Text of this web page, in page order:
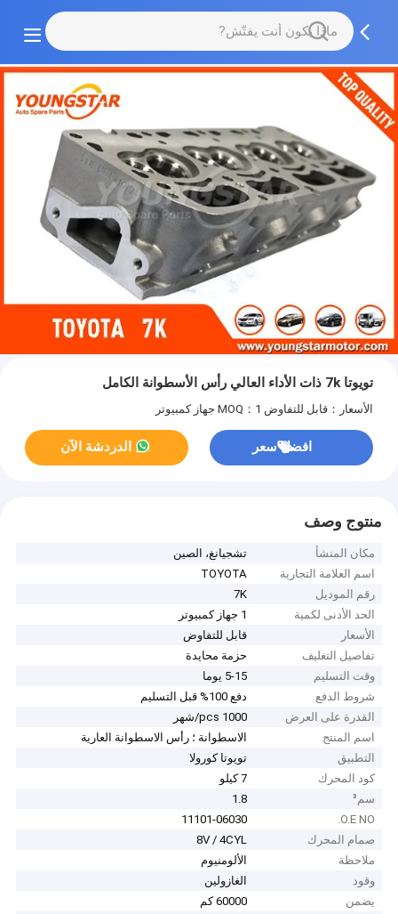
تويوتا 7k ذات الأداء العالي رأس الأسطوانة الكامل
الأسعار：قابل للتفاوض MOQ：1 جهاز كمبيوتر
افضل سعر الدردشة الآن
منتوج وصف
مكان المنشأ
تشجيانغ، الصين
اسم العلامة التجارية
TOYOTA
رقم الموديل
7K
الحد الأدنى لكمية
1 جهاز كمبيوتر
الأسعار
قابل للتفاوض
تفاصيل التغليف
حزمة محايدة
وقت التسليم
5-15 يوما
شروط الدفع
دفع 100% قبل التسليم
القدرة على العرض
1000 pcs/شهر
اسم المنتج
الاسطوانة ؛ رأس الاسطوانة العارية
التطبيق
تويوتا كورولا
كود المحرك
7 كيلو
سم³
1.8
O.E NO.
11101-06030
صمام المحرك
8V / 4CYL
ملاحظة
الألومنيوم
وقود
الغازولين
يضمن
60000 كم